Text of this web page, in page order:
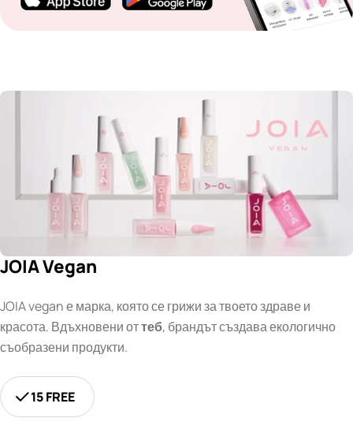
JOIA Vegan
JOIA vegan е марка, която се грижи за твоето здраве и
красота. Вдъхновени оттеб, брандът създава екологично
съобразени продукти.
15 FREE